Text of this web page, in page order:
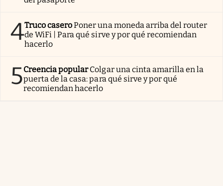
4Truco caseroPoner una moneda arriba del router
de WiFi | Para qué sirve y por qué recomiendan
hacerlo
5Creencia popularColgar una cinta amarilla en la
puerta de la casa: para qué sirve y por qué
recomiendan hacerlo